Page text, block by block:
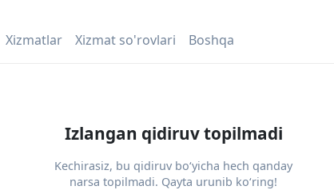
Xizmatlar Xizmat so'rovlari Boshqa
Izlangan qidiruv topilmadi
Kechirasiz, bu qidiruv bo‘yicha hech qanday
narsa topilmadi. Qayta urunib ko‘ring!